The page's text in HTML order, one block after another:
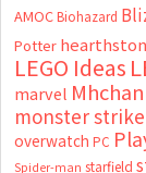
AMOC Biohazard
Potter
LEGO Ideas
marvel Mhchan
monster strike
overwatch PC
Spider-man starfield